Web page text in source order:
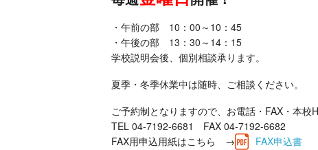
・午前の部 10：00～10：45
・午後の部 13：30～14：15
学校説明会後、個別相談承ります。
夏季・冬季休業中は随時、ご相談ください。
ご予約制となりますので、お電話・FAX・本校
TEL 04-7192-6681 FAX 04-7192-6682
FAX用申込用紙はこちら →
FAX申込書